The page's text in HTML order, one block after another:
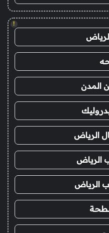
!
المدن
الرياض
الرياض